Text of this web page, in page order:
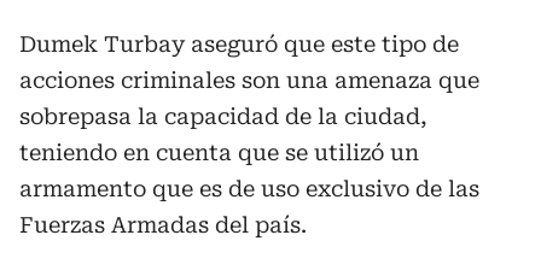
Dumek Turbay aseguró que este tipo de
acciones criminales son una amenaza que
sobrepasa la capacidad de la ciudad,
teniendo en cuenta que se utilizó un
armamento que es de uso exclusivo de las
Fuerzas Armadas del país.